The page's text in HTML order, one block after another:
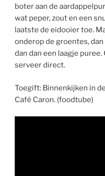
boter aan de
wat peper, zout en een
laatste de eidooier toe.
onderop de groentes,
dan dan een laagje
serveer direct.
Toegift: Binnenkijken in
Café Caron. (foodtube)